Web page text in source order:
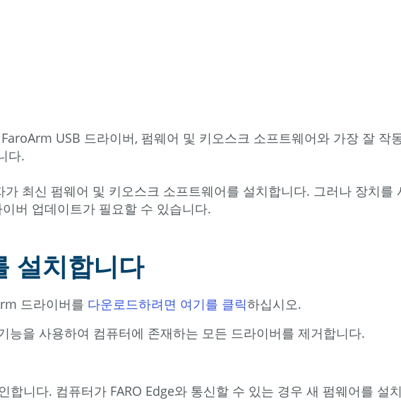
USB 드라이버, 펌웨어 및 키오스크 소프트웨어와 가장 잘 작
다.
최신 펌웨어 및 키오스크 소프트웨어를 설치합니다. 그러나 장치를
버 업데이트가 필요할 수 있습니다.
설치합니다
드라이버를 다운로드하려면 여기를 클릭하십시오.
능을 사용하여 컴퓨터에 존재하는 모든 드라이버를 제거합니다.
니다. 컴퓨터가 FARO Edge와 통신할 수 있는 경우 새 펌웨어를 설